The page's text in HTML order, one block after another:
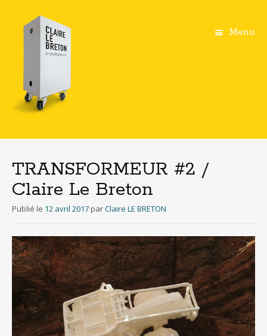
Menu
principal
TRANSFORMEUR #2 /
Claire Le Breton
Publié le 12 avril 2017 parClaire LE BRETON